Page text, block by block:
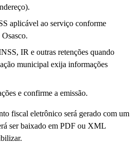
aplicável ao serviço conforme
IR e outras retenções quando
municipal exija informações
e confirme a emissão.
fiscal eletrônico será gerado com um
ser baixado em PDF ou XML